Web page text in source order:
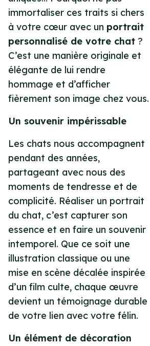
immortaliser ces traits si chers
à votre cœur avec un portrait
personnalisé de votre chat ?
C’est une manière originale et
élégante de lui rendre
hommage et d’afficher
fièrement son image chez vous.
Un souvenir impérissable
Les chats nous accompagnent
pendant des années,
partageant avec nous des
moments de tendresse et de
complicité. Réaliser un portrait
du chat, c’est capturer son
essence et en faire un souvenir
intemporel. Que ce soit une
illustration classique ou une
mise en scène décalée inspirée
d’un film culte, chaque œuvre
devient un témoignage durable
de votre lien avec votre félin.
Un élément de décoration